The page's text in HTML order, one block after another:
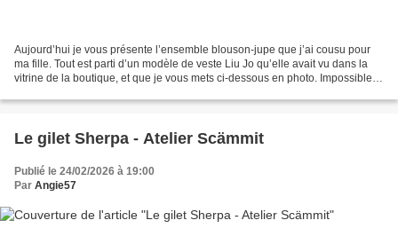
Aujourd’hui je vous présente l’ensemble blouson-jupe que j’ai cousu pour
ma fille. Tout est parti d’un modèle de veste Liu Jo qu’elle avait vu dans la
vitrine de la boutique, et que je vous mets ci-dessous en photo. Impossible
Le gilet Sherpa - Atelier Scämmit
Publié le 24/02/2026 à 19:00
Par Angie57